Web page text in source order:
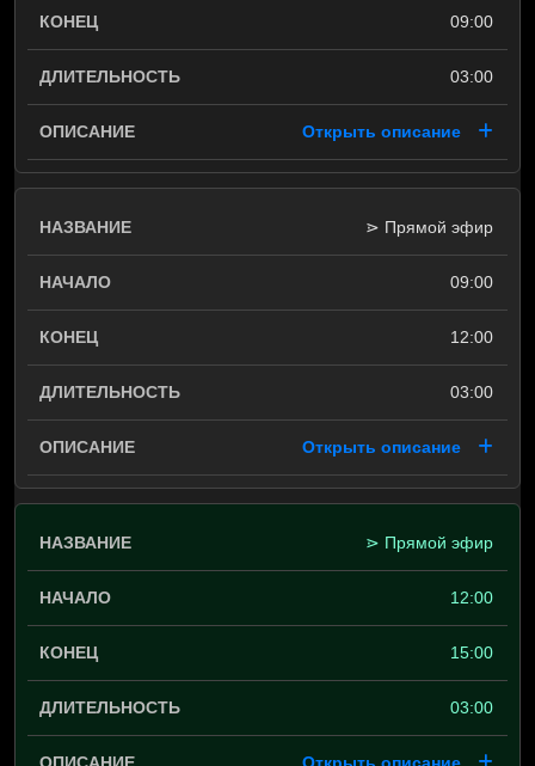
09:00
03:00
Открыть описание
⋗ Прямой эфир
09:00
12:00
03:00
Открыть описание
⋗ Прямой эфир
12:00
15:00
03:00